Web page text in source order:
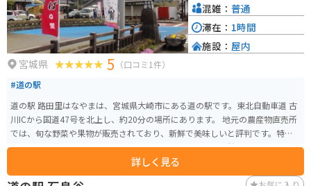
宮城県 5 （口コミ1件）
#道の駅
道の駅 路田里はなやまは、宮城県大崎市にある道の駅です。東北自動車道 古
川ICから国道47号を北上し、約20分の場所にあります。 地元の農産物直売所
では、旬な野菜や果物が販売されており、新鮮で美味しいと評判です。特
に、夏には甘くてみずみずしいスイカが人気です。また、併設されているレ
ストランでは、地元産の食材を使った料理を楽しむことができます。 バイク
で訪れる場合、道の駅には広い駐車場が完備されているため安心です。ツー
詳しく見る
混雑： 普通
滞在： 1時間
施設： 屋内